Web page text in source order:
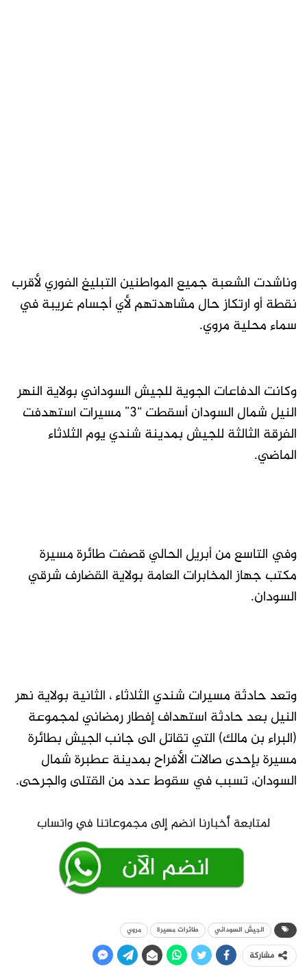
وناشدت الشعبة جميع المواطنين التبليغ الفوري لأقرب
نقطة أو ارتكاز حال مشاهدتهم لأي أجسام غريبة في
سماء محلية مروي.
وكانت الدفاعات الجوية للجيش السوداني بولاية النهر
النيل شمال السودان أسقطت “3” مسيرات استهدفت
الفرقة الثالثة للجيش بمدينة شندي يوم الثلاثاء
الماضي.
وفي التاسع من أبريل الحالي قصفت طائرة مسيرة
مكتب جهاز المخابرات العامة بولاية القضارف شرقي
السودان.
وتعد حادثة مسيرات شندي الثلاثاء ، الثانية بولاية نهر
النيل بعد حادثة استهداف إفطار رمضاني لمجموعة
(البراء بن مالك) التي تقاتل الى جانب الجيش بطائرة
مسيرة بإحدى صالات الأفراح بمدينة عطبرة شمال
السودان، تسبب في سقوط عدد من القتلى والجرحى.
الجيش السوداني طائرات مسيرة مروي
مشاركة